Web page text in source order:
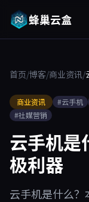
蜂巢云盒
首页/博客/商业资讯/
商业资讯 #云手机
#社媒营销
云手机是
极利器
云手机是什么